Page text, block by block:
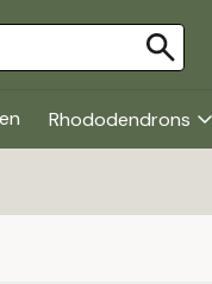
Rhododendrons